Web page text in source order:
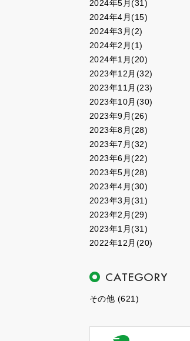
2024年5月(31)
2024年4月(15)
2024年3月(2)
2024年2月(1)
2024年1月(20)
2023年12月(32)
2023年11月(23)
2023年10月(30)
2023年9月(26)
2023年8月(28)
2023年7月(32)
2023年6月(22)
2023年5月(28)
2023年4月(30)
2023年3月(31)
2023年2月(29)
2023年1月(31)
2022年12月(20)
その他 (621)